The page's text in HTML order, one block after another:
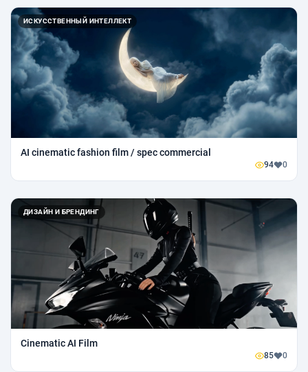
ИСКУССТВЕННЫЙ ИНТЕЛЛЕКТ
AI cinematic fashion film / spec commercial
94 0
ДИЗАЙН И БРЕНДИНГ
Cinematic AI Film
85 0